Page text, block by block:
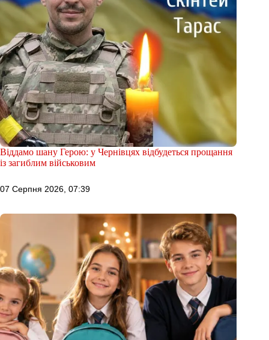
Віддамо шану Герою: у Чернівцях відбудеться прощання
із загиблим військовим
07 Серпня 2026, 07:39